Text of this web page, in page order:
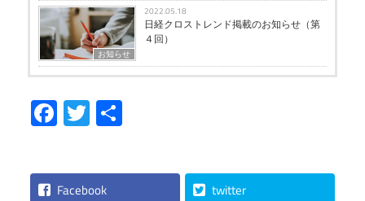
お知らせ
2022.05.18
日経クロストレンド掲載のお知らせ（第
４回）
Facebook
Twitter
Facebook twitter